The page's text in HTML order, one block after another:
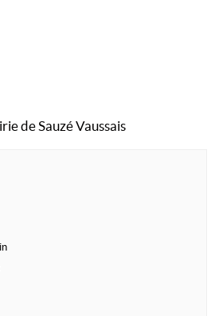
de Sauzé Vaussais